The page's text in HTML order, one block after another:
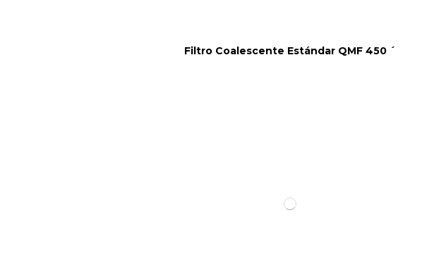
Filtro Coalescente Estándar QMF 450 ´